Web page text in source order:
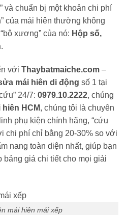
và chuẩn bị một khoản chi phí
của mái hiên thường không
xương” của nó: Hộp số,
.
với Thaybatmaiche.com –
mái hiên di động số 1 tại
24/7: 0979.10.2222, chúng
HCM, chúng tôi là chuyên
phụ kiện chính hãng, “cứu
chi phí chỉ bằng 20-30% so với
nang toàn diện nhất, giúp bạn
bảng giá chi tiết cho mọi giải
mái hiên mái xếp